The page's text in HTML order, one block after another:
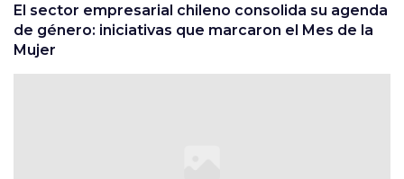
El sector empresarial chileno consolida su agenda
de género: iniciativas que marcaron el Mes de la
Mujer